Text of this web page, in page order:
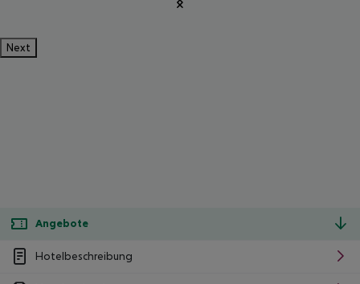
Next
Angebote
Hotelbeschreibung